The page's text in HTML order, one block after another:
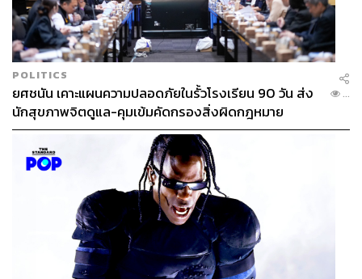
POLITICS
ยศชนัน เคาะแผนความปลอดภัยในรั้วโรงเรียน 90 วัน ส่ง
นักสุขภาพจิตดูแล-คุมเข้มคัดกรองสิ่งผิดกฎหมาย
...